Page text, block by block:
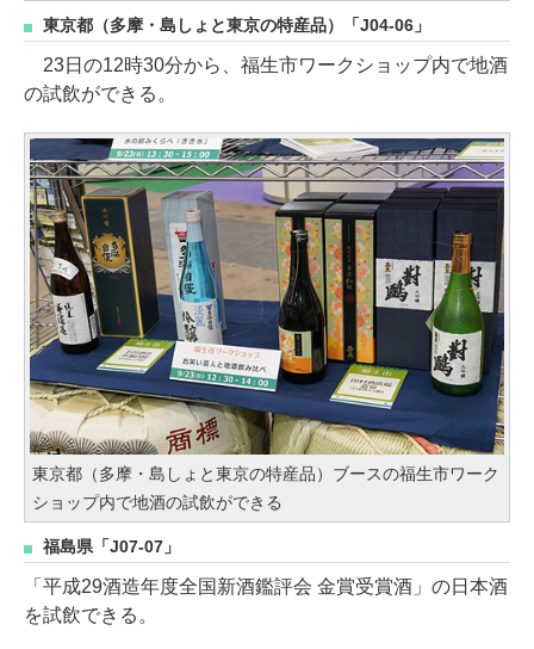
東京都（多摩・島しょと東京の特産品）「J04-06」
23日の12時30分から、福生市ワークショップ内で地酒
の試飲ができる。
東京都（多摩・島しょと東京の特産品）ブースの福生市ワーク
ショップ内で地酒の試飲ができる
福島県「J07-07」
「平成29酒造年度全国新酒鑑評会 金賞受賞酒」の日本酒
を試飲できる。